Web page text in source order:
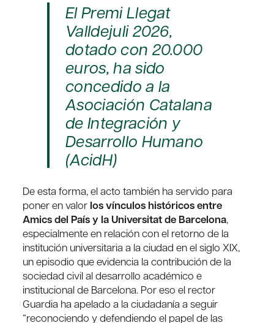
El Premi Llegat
Valldejuli 2026,
dotado con 20.000
euros, ha sido
concedido a la
Asociación Catalana
de Integración y
Desarrollo Humano
(AcidH)
De esta forma, el acto también ha servido para
poner en valor los vínculos históricos entre
Amics del País y la Universitat de Barcelona, ​​
especialmente en relación con el retorno de la
institución universitaria a la ciudad en el siglo XIX,
un episodio que evidencia la contribución de la
sociedad civil al desarrollo académico e
institucional de Barcelona. Por eso el rector
Guardia ha apelado a la ciudadanía a seguir
“reconociendo y defendiendo el papel de las